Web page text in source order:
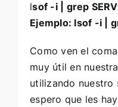
lsof -i | grep
Ejemplo: lsof -i |
Como ven el
muy útil en
utilizando nuestro
espero que les